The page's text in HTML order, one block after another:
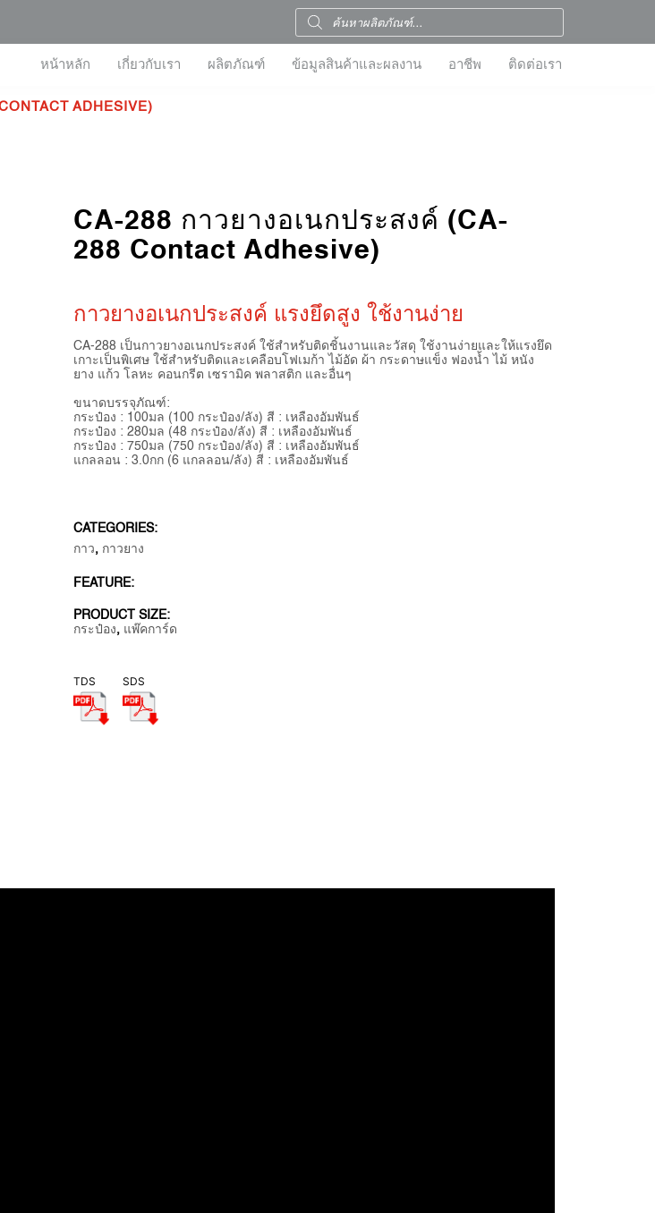
หน้าหลัก เกี่ยวกับเรา ผลิตภัณฑ์ ข้อมูลสินค้าและผลงาน อาชีพ ติดต่อเรา
ADHESIVE)
CA-288 กาวยางอเนกประสงค์ (CA-
288 Contact Adhesive)
กาวยางอเนกประสงค์ แรงยึดสูง ใช้งานง่าย
CA-288 เป็นกาวยางอเนกประสงค์ ใช้สำหรับติดชิ้นงานและวัสดุ ใช้งานง่ายและให้แรงยึด
เกาะเป็นพิเศษ ใช้สำหรับติดและเคลือบโฟเมก้า ไม้อัด ผ้า กระดาษแข็ง ฟองน้ำ ไม้ หนัง
ยาง แก้ว โลหะ คอนกรีต เซรามิค พลาสติก และอื่นๆ
ขนาดบรรจุภัณฑ์:
กระป๋อง : 100มล (100 กระป๋อง/ลัง) สี : เหลืองอัมพันธ์
กระป๋อง : 280มล (48 กระป๋อง/ลัง) สี : เหลืองอัมพันธ์
กระป๋อง : 750มล (750 กระป๋อง/ลัง) สี : เหลืองอัมพันธ์
แกลลอน : 3.0กก (6 แกลลอน/ลัง) สี : เหลืองอัมพันธ์
CATEGORIES:
กาว, กาวยาง
FEATURE:
PRODUCT SIZE:
กระป๋อง, แพ๊คการ์ด